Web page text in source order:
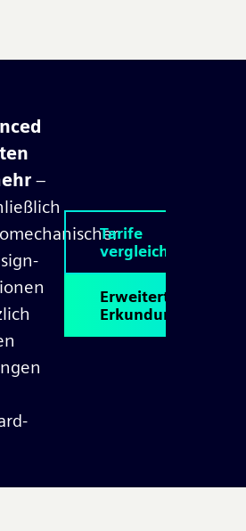
–
Tarife
vergleichen
Erweiterte
Erkundung